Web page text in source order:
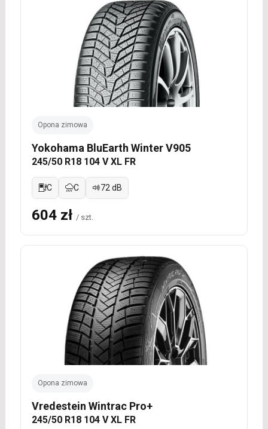
Opona zimowa
Yokohama BluEarth Winter V905
245/50 R18 104 V XL FR
C C 72 dB
604 zł / szt.
Opona zimowa
Vredestein Wintrac Pro+
245/50 R18 104 V XL FR